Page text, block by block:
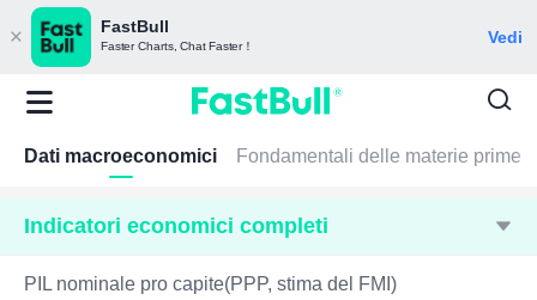
FastBull
Faster Charts, Chat Faster！ Vedi
Dati macroeconomici Fondamentali delle materie prime
Indicatori economici completi
PIL nominale pro capite(PPP, stima del FMI)